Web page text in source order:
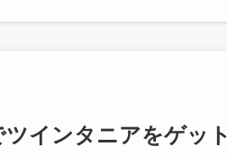
ツインタニアをゲッ